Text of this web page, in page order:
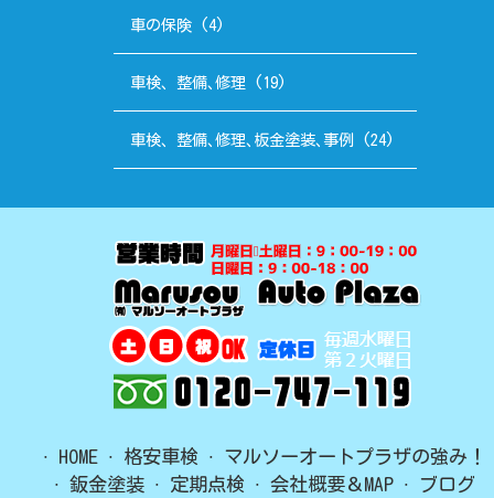
車の保険(4)
車検、整備､修理 (19)
車検、整備､修理､板金塗装､事例 (24)
HOME 格安車検
マルソーオートプラザの強み！
鈑金塗装
定期点検 会社概要＆MAP
ブログ